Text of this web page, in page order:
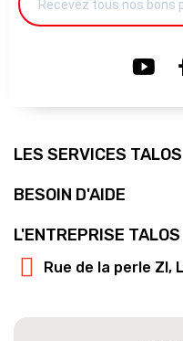
LES SERVICES TALOS
BESOIN D'AIDE
L'ENTREPRISE TALOS
Rue de la perle ZI,